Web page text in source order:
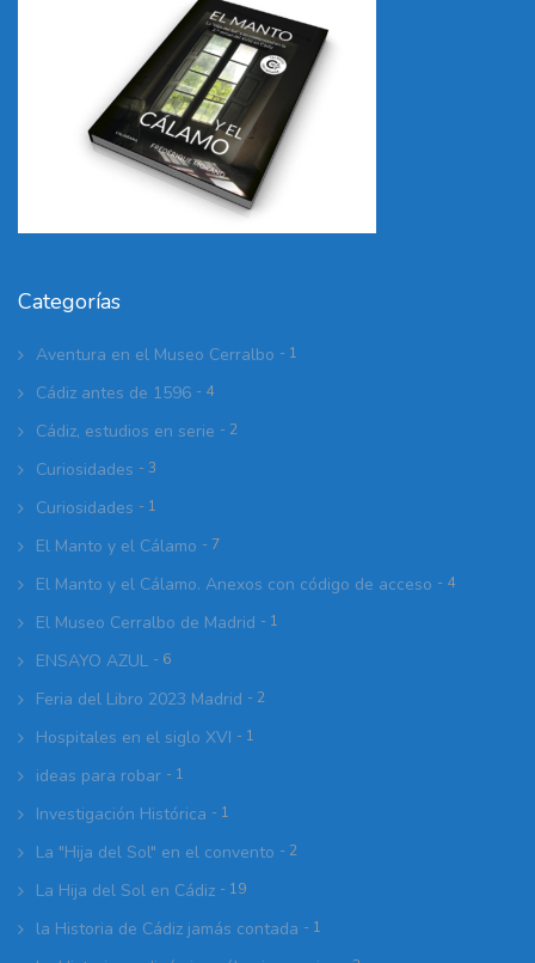
Categorías
Aventura en el Museo Cerralbo - 1
Cádiz antes de 1596 - 4
Cádiz, estudios en serie - 2
Curiosidades - 3
Curiosidades - 1
El Manto y el Cálamo - 7
El Manto y el Cálamo. Anexos con código de acceso - 4
El Museo Cerralbo de Madrid - 1
ENSAYO AZUL - 6
Feria del Libro 2023 Madrid - 2
Hospitales en el siglo XVI - 1
ideas para robar - 1
Investigación Histórica - 1
La "Hija del Sol" en el convento - 2
La Hija del Sol en Cádiz - 19
la Historia de Cádiz jamás contada - 1